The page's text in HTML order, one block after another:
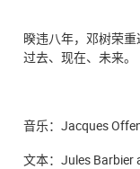
暌违八年，邓树荣
过去、现在、未来。
音乐：Jacques
文本：Jules Barbier